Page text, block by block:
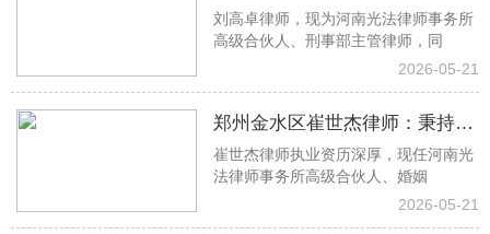
事辩护一线，以专业实力守护司
刘高卓律师，现为河南光法律师事务所
高级合伙人、刑事部主管律师，同
2026-05-21
郑州金水区崔世杰律师：秉持专
业初心 专攻婚姻家事法律难题
崔世杰律师执业资历深厚，现任河南光
法律师事务所高级合伙人、婚姻
2026-05-21